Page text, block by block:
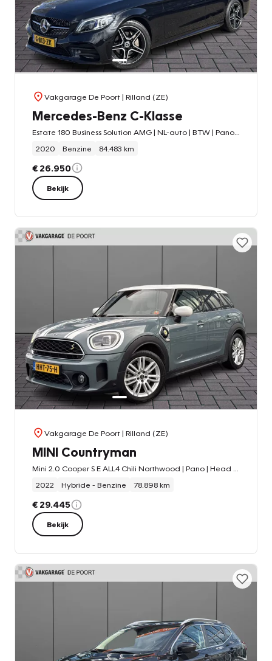
Vakgarage De Poort| Rilland (ZE)
Mercedes-Benz C-Klasse
2020
Benzine 84.483 km
€ 26.950
Bekijk
Vakgarage De Poort| Rilland (ZE)
MINI Countryman
2022
Hybride - Benzine 78.898 km
€ 29.445
Bekijk